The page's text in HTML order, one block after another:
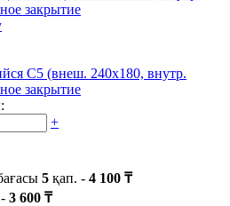
С5 (внеш. 240х180, внутр.
закрытие
+
5 қап. - 4 100 ₸
3 600 ₸